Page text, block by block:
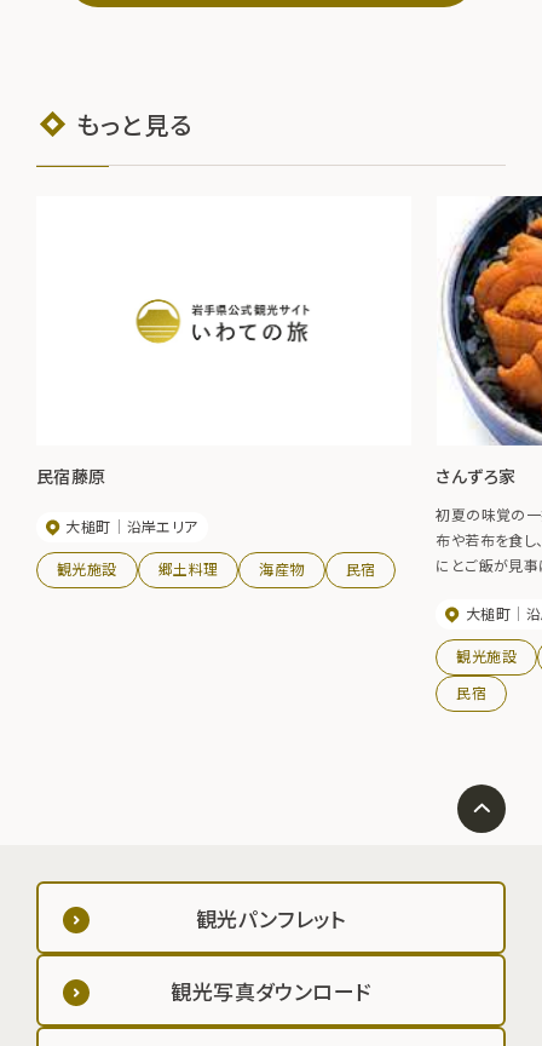
もっと見る
民宿藤原
大槌町 沿岸エリア
観光施設 郷土料理 海産物 民宿
さんずろ家
初夏の味覚の
布や若布を食し
にとご飯が見
大槌町
観光施設
民宿
観光パンフレット
観光写真ダウンロード